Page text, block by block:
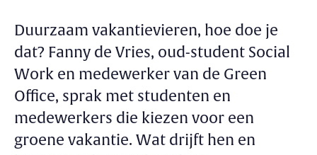
Duurzaam vakantievieren, hoe doe je
dat? Fanny de Vries, oud-student Social
Work en medewerker van de Green
Office, sprak met studenten en
medewerkers die kiezen voor een
groene vakantie. Wat drijft hen en